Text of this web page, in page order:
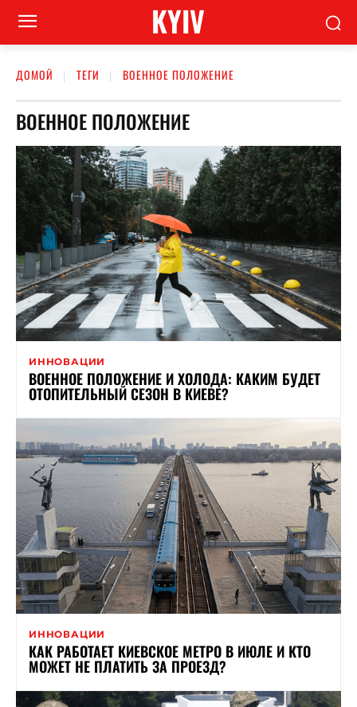
KYIV
ДОМОЙ ТЕГИ ВОЕННОЕ ПОЛОЖЕНИЕ
ВОЕННОЕ ПОЛОЖЕНИЕ
ИННОВАЦИИ
ВОЕННОЕ ПОЛОЖЕНИЕ И ХОЛОДА: КАКИМ БУДЕТ
ОТОПИТЕЛЬНЫЙ СЕЗОН В КИЕВЕ?
ИННОВАЦИИ
КАК РАБОТАЕТ КИЕВСКОЕ МЕТРО В ИЮЛЕ И КТО
МОЖЕТ НЕ ПЛАТИТЬ ЗА ПРОЕЗД?